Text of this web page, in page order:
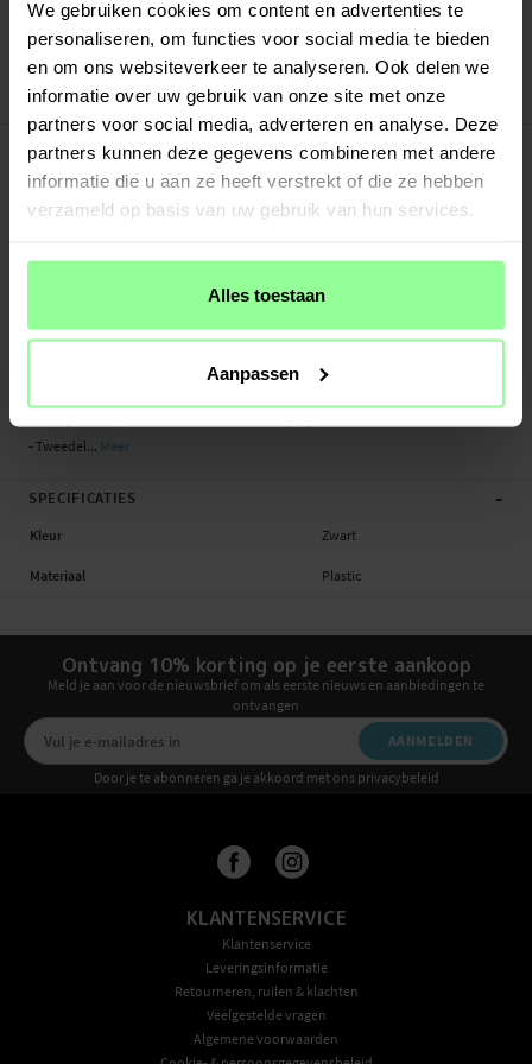
We gebruiken cookies om content en advertenties te
personaliseren, om functies voor social media te bieden
en om ons websiteverkeer te analyseren. Ook delen we
informatie over uw gebruik van onze site met onze
partners voor social media, adverteren en analyse. Deze
partners kunnen deze gegevens combineren met andere
informatie die u aan ze heeft verstrekt of die ze hebben
verzameld op basis van uw gebruik van hun services.
Alles toestaan
Aanpassen
Veilig betalen met Klarna of Paypal
Art number:37792
PRODUCTBESCHRIJVING
Robuuste Apple iPhone 13 Pro-hoes met een hoge beschermingsgraad. De
hoes heeft een meerlaagse constructie met een achterkant van hard plastic en
een frame van schokabsorberend TPU met een ingebouwde screenprotector.
De hoes heeft ook verhoogde randen rond de camera om krassen, schade en
verwijderd te worden tijdens het opladen.
- Tweedel... Meer
SPECIFICATIES -
Kleur Zwart
Materiaal Plastic
Ontvang 10% korting op je eerste aankoop
Meld je aan voor de nieuwsbrief om als eerste nieuws en aanbiedingen te
ontvangen
AANMELDEN
Door je te abonneren ga je akkoord met ons privacybeleid
KLANTENSERVICE
Klantenservice
Leveringsinformatie
Retourneren, ruilen & klachten
Veelgestelde vragen
Algemene voorwaarden